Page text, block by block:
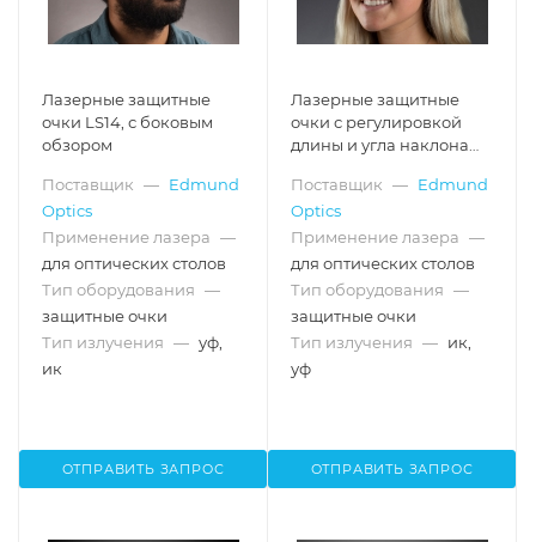
Лазерные защитные
очки LS14, с боковым
обзором
Поставщик — Edmund
Optics
Применение лазера —
для оптических столов
Тип оборудования —
защитные очки
Тип излучения — уф,
ик
ОТПРАВИТЬ ЗАПРОС
Лазерные защитные
очки с регулировкой
длины и угла наклона
Поставщик — Edmund
Optics
Применение лазера —
для оптических столов
Тип оборудования —
защитные очки
Тип излучения — ик,
уф
ОТПРАВИТЬ ЗАПРОС